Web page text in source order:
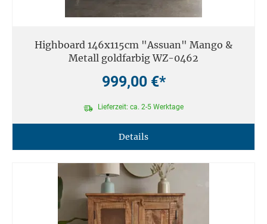
Highboard 146x115cm "Assuan" Mango &
Metall goldfarbig WZ-0462
999,00 €*
Lieferzeit: ca. 2-5 Werktage
Details